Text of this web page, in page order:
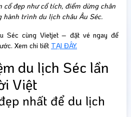
đẹp như cổ tích, điểm dừng chân
trình du lịch châu Âu Séc.
Séc cùng Vietjet – đặt vé ngay để
Xem chi tiết TẠI ĐÂY.
du lịch Séc lần
Việt
nhất để du lịch